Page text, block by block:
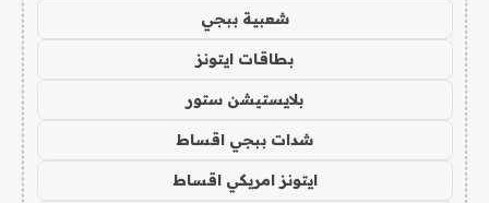
شعبية ببجي
بطاقات ايتونز
بلايستيشن ستور
شدات ببجي اقساط
ايتونز امريكي اقساط